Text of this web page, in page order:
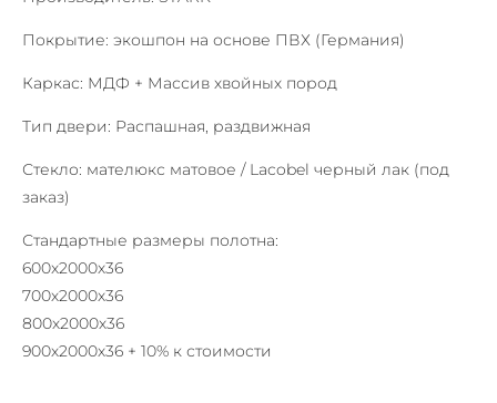
Покрытие: экошпон на основе ПВХ (Германия)
Каркас: МДФ + Массив хвойных пород
Тип двери: Распашная, раздвижная
Стекло: мателюкс матовое / Lacobel черный лак (под
заказ)
Стандартные размеры полотна:
600x2000х36
700х2000х36
800х2000х36
900х2000х36 + 10% к стоимости